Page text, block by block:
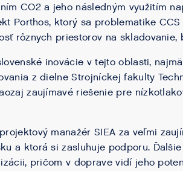
CO2 a jeho následným využitím
Porthos, ktorý sa problematike
rôznych priestorov na skladovanie,
inovácie v tejto oblasti,
z dielne Strojníckej fakulty
zaujímavé riešenie pre
manažér SIEA za veľmi
a ktorá si zasluhuje podporu.
pričom v doprave vidí jeho